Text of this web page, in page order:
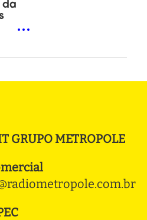
da
GRUPO METROPOLE